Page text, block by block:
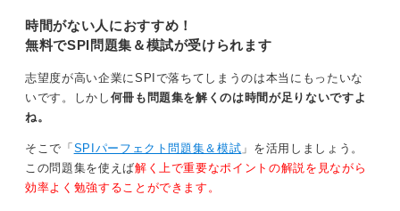
時間がない人におすすめ！
無料でSPI問題集＆模試が受けられます
志望度が高い企業にSPIで落ちてしまうのは本当にもったいな
いです。しかし 何冊も問題集を解くのは時間が足りないですよ
ね。
そこで「 SPIパーフェクト問題集＆模試 」を活用しましょう。
この問題集を使えば解く上で重要なポイントの解説を見ながら
効率よく勉強することができます。